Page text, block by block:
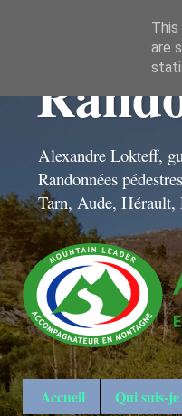
Alexandre Lokteff,
Randonnées
Tarn, Aude, Hérault,
Accueil Qui suis-je
are